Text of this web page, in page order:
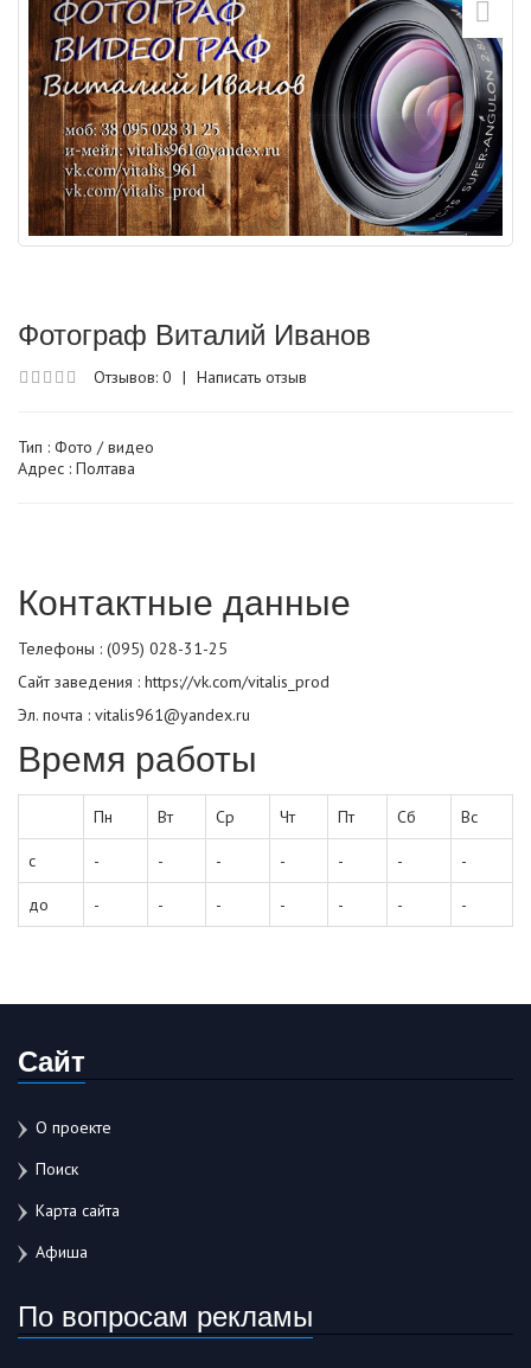
Фотограф Виталий Иванов
Отзывов: 0 | Написать отзыв
Тип : Фото / видео
Адрес : Полтава
Контактные данные
Телефоны : (095) 028-31-25
Сайт заведения : https://vk.com/vitalis_prod
Эл. почта : vitalis961@yandex.ru
Время работы
Пн Вт Ср Чт Пт Сб Вс
с - - - - - - -
до - - - - - - -
Сайт
О проекте
Поиск
Карта сайта
Афиша
По вопросам рекламы